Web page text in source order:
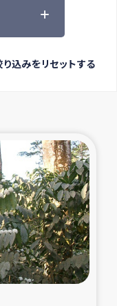
援
支援
業
活再建支援
支援事業
り込みをリセットする